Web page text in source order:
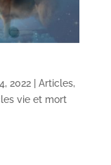
2022| Articles,
vie et mort